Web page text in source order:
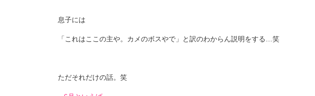
息子には
「これはここの主や。カメのボスやで」と訳のわからん説明をする…笑
ただそれだけの話。笑